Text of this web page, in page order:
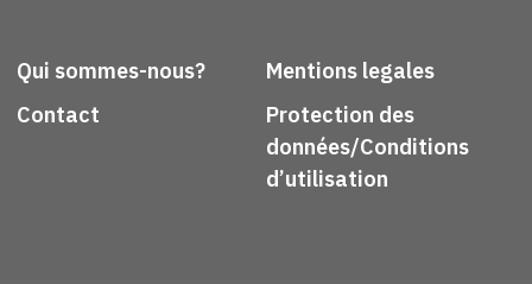
Qui sommes-nous?
Contact
Mentions legales
Protection des
données/Conditions
d’utilisation